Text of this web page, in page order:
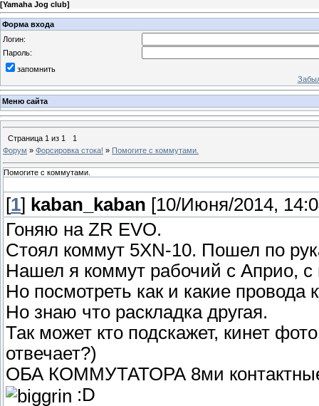
[Yamaha Jog club]
Форма входа
Логин:
Пароль:
запомнить
Меню сайта
Страница 1 из 1
1
Форум » Форсировка стока! » Помогите с коммутами.
Помогите с коммутами.
[1] kaban_kaban [10/Июня/2014,
Гоняю на ZR EVO.
Стоял коммут 5XN-10. Пошел по
Нашел я коммут рабочий с Априо, с
Но посмотреть как и какие
Но знаю что раскладка другая.
Так может кто подскажет, кинет
отвечает?)
ОБА КОММУТАТОРА 8ми
:D